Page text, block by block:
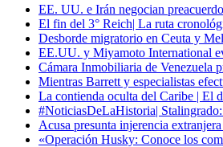
EE. UU. e Irán negocian
El fin del 3° Reich| La ruta
Desborde migratorio en Ceuta y
EE.UU. y Miyamoto International
Cámara Inmobiliaria de Venezuela
Mientras Barrett y especialistas
La contienda oculta del Caribe | El
#NoticiasDeLaHistoria|
Acusa presunta injerencia
«Operación Husky: Conoce los